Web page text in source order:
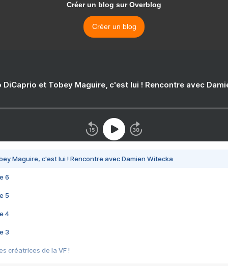
Créer un blog sur Overblog
Créer un blog
DiCaprio et Tobey Maguire, c'est lui ! Rencontre avec
Maguire, c'est lui ! Rencontre avec Damien Witecka
6
5
4
3
créatrices de la VF !